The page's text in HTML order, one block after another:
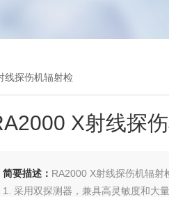
线探伤机辐射检
X射线探
简要描述： RA2000 X射线探伤机辐射
1. 采用双探测器，兼具高灵敏度和大量